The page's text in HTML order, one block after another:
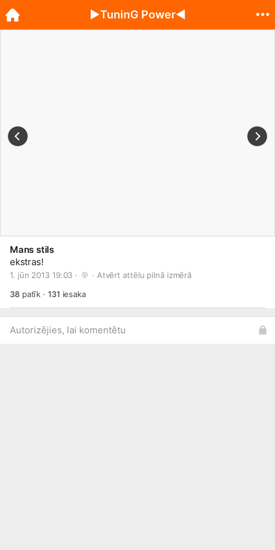
Mans stils
ekstras!
1. jūn 2013 19:03 · · Atvērt attēlu pilnā izmērā
38patīk · 131 iesaka
Autorizējies, lai komentētu
►TuninG Power◄